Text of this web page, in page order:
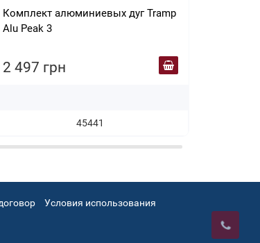
Комплект алюминиевых дуг Tramp
Alu Peak 3
2 497 грн
45441
Условия использования